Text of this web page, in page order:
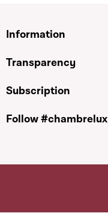
Information
Transparency
Subscription
Follow #chambrelux